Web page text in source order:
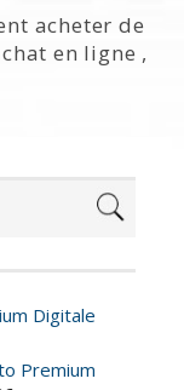
acheter de
en ligne ,
Digitale
Premium